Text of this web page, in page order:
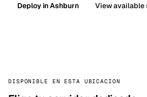
Deploy in Ashburn View available
DISPONIBLE EN ESTA UBICACION